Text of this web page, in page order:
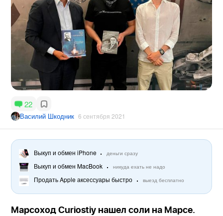
22
Василий Шкодник 6 сентября 2021
Выкуп и обмен iPhone деньги сразу
Выкуп и обмен MacBook никуда ехать не надо
Продать Apple аксессуары быстро выезд бесплатно
Марсоход Curiostiy нашел соли на Марсе.